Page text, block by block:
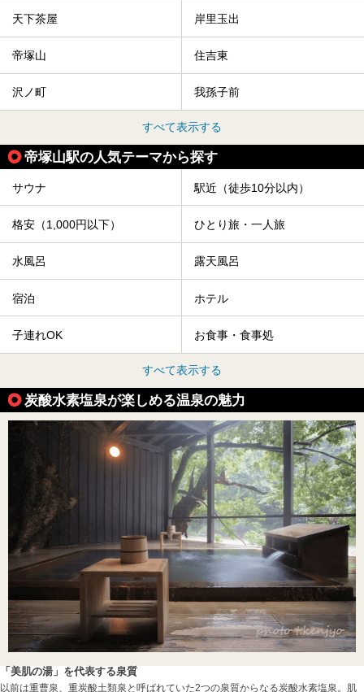
天下茶屋 岸里玉出
帝塚山 住吉東
沢ノ町 我孫子前
すべて表示する
帝塚山駅の人気テーマから探す
サウナ 駅近（徒歩10分以内）
格安（1,000円以下） ひとり旅・一人旅
水風呂 露天風呂
宿泊 ホテル
子連れOK お食事・食事処
すべて表示する
炭酸水素塩泉が楽しめる温泉の魅力
「美肌の湯」を代表する泉質
以前は重曹泉、重炭酸土類泉と呼ばれていた2つの泉質からなる炭酸水素塩泉。肌